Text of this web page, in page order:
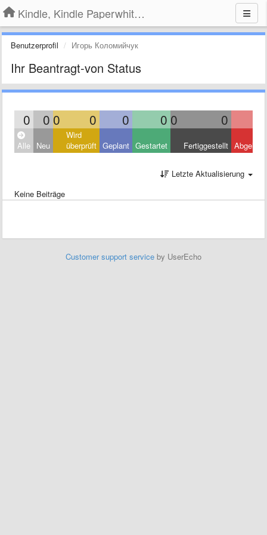
Kindle, Kindle Paperwhite, Kindle Voyage
Benutzerprofil Игорь Коломийчук
Ihr Beantragt-von Status
0 0 0 0 0 0 0 0
Alle Neu
Wird
überprüft Geplant Gestartet Fertiggestellt
Letzte Aktualisierung
Keine Beiträge
Customer support service by UserEcho